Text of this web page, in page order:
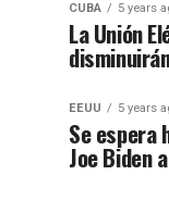
CUBA 5 years
La Unión
EEUU 5 years
Se espera
Joe Biden